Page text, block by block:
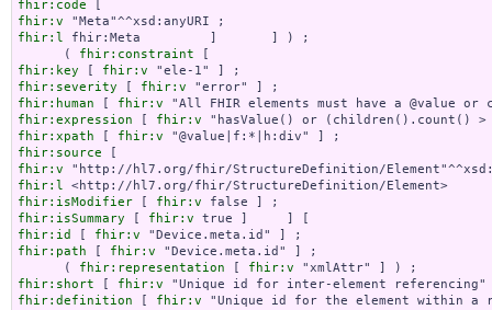
fhir:code
fhir:v
fhir:l fhir:Meta         ]       ] ) ;
      (
fhir:constraint
fhir:key [ fhir:v
fhir:severity [ fhir:v
fhir:human [ fhir:v
fhir:expression [ fhir:v
fhir:xpath [ fhir:v
fhir:source
fhir:v
fhir:l
fhir:isModifier [ fhir:v
fhir:isSummary [ fhir:v
fhir:id
[ fhir:v
fhir:path [ fhir:v "Device.meta.id" ] ;
      (
fhir:representation [ fhir:v
fhir:short [ fhir:v
fhir:definition [ fhir:v